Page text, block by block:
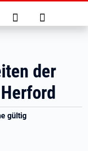
Suche Anmelden
der
gültig